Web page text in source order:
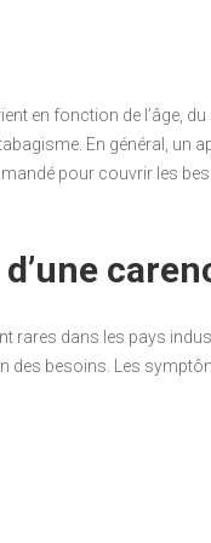
en fonction de l’âge,
En général, un
pour couvrir les
rares dans les pays
des besoins. Les